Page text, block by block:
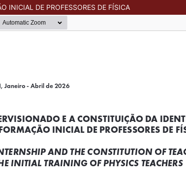
INICIAL DE PROFESSORES DE FÍSICA